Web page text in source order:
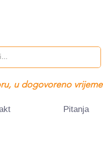
u dogovoreno vrijeme
Pitanja